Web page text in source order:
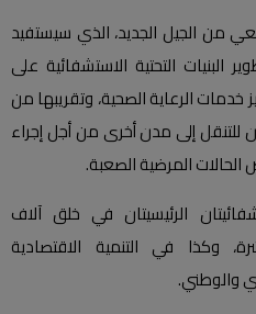
الجيل الجديد، الذي سيستفيد
البنيات التحتية الاستشفائية على
الرعاية الصحية، وتقريبها من
للتنقل إلى مدن أخرى من أجل إجراء
المرضية الصعبة.
الرئيسيتان في خلق آلاف
وكذا في التنمية الاقتصادية
والوطني.